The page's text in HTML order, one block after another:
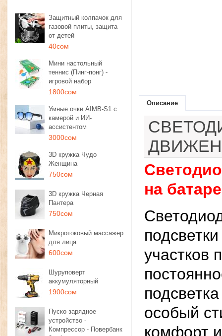
Защитный колпачок для
газовой плиты, защита
от детей
40сом
Мини настольный
теннис (Пинг-понг) -
игровой набор
1800сом
Умные очки AIMB-S1 с
камерой и ИИ-
ассистентом
3000сом
3D кружка Чудо
Женщина
750сом
3D кружка Черная
Пантера
750сом
Микротоковый массажер
для лица
600сом
Шуруповерт
аккумуляторный
1900сом
Пуско зарядное
устройство -
Компрессор - Повербанк
Описание
на
участков
особый
комфорт